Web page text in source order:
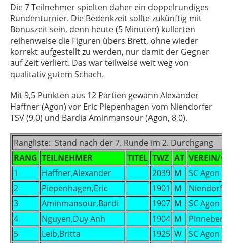
Die 7 Teilnehmer spielten daher ein doppelrundiges
Rundenturnier. Die Bedenkzeit sollte zukünftig mit
Bonuszeit sein, denn heute (5 Minuten) kullerten
reihenweise die Figuren übers Brett, ohne wieder
korrekt aufgestellt zu werden, nur damit der Gegner
auf Zeit verliert. Das war teilweise weit weg von
qualitativ gutem Schach.
Mit 9,5 Punkten aus 12 Partien gewann Alexander
Haffner (Agon) vor Eric Piepenhagen vom Niendorfer
TSV (9,0) und Bardia Aminmansour (Agon, 8,0).
Rangliste: Stand nach der 7. Runde im 2. Durchgang
RANG TEILNEHMER TITEL TWZ AT VEREIN/
1
Haffner,Alexander 2039 M
SC Agon
2
Piepenhagen,Eric 1901 M
3
Aminmansour,Bardi 1907 M
SC Agon
4
Nguyen,Duy Anh 1904 M
5
Leib,Britta 1925 W SC Agon